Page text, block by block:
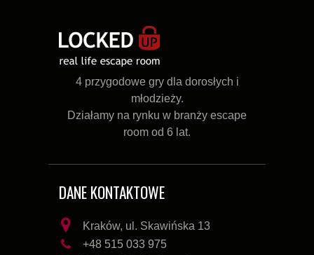
4 przygodowe gry dla dorosłych i
młodzieży.
Działamy na rynku w branży escape
room od 6 lat.
DANE KONTAKTOWE
Kraków, ul. Skawińska 13
+48 515 033 975